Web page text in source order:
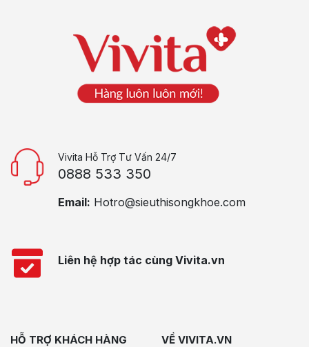
Vivita Hỗ Trợ Tư Vấn 24/7
0888 533 350
Email: Hotro@sieuthisongkhoe.com
Liên hệ hợp tác cùng Vivita.vn
HỖ TRỢ KHÁCH HÀNG VỀ VIVITA.VN